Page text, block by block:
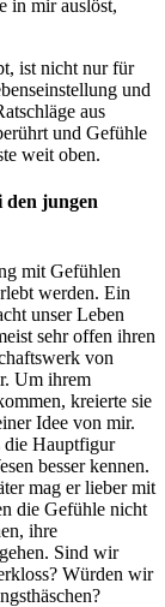
in mir auslöst,
ist nicht nur für
und
aus
und Gefühle
weit oben.
den jungen
mit Gefühlen
werden. Ein
unser Leben
sehr offen ihren
von
Um ihrem
kreierte sie
Idee von mir.
die Hauptfigur
besser kennen.
mag er lieber mit
die Gefühle nicht
ihre
Sind wir
Würden wir